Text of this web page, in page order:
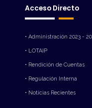
Acceso Directo
• Administración 2023 -
• LOTAIP
• Rendición de Cuentas
• Regulación Interna
• Noticias Recientes